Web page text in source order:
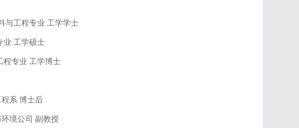
与工程专业 工学学士
业 工学硕士
程专业 工学博士
程系 博士后
环境公司 副教授